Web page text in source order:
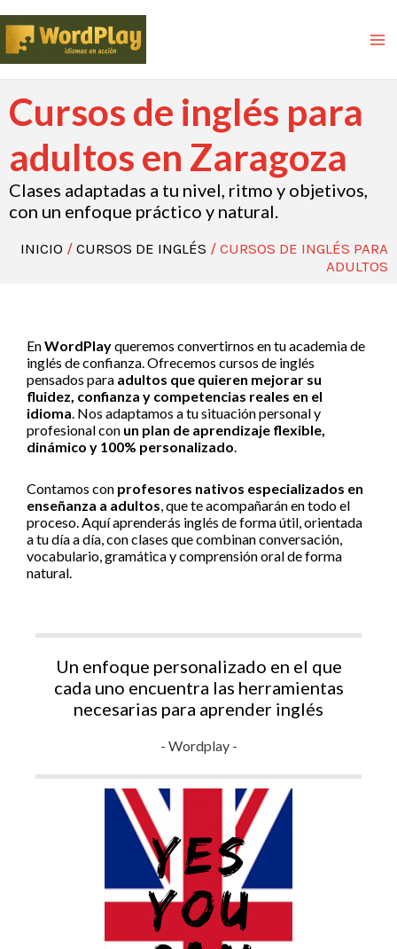
Cursos de inglés para
adultos en Zaragoza
Clases adaptadas a tu nivel, ritmo y objetivos,
con un enfoque práctico y natural.
INICIO / CURSOS DE INGLÉS / CURSOS DE INGLÉS PARA
ADULTOS
EnWordPlayqueremos convertirnos en tu academia de
inglés de confianza. Ofrecemos cursos de inglés
pensados para adultos que quieren mejorar su
fluidez, confianza y competencias reales en el
idioma. Nos adaptamos a tu situación personal y
profesional con un plan de aprendizaje flexible,
dinámico y 100% personalizado.
Contamos con profesores nativos especializados en
enseñanza a adultos, que te acompañarán en todo el
proceso. Aquí aprenderás inglés de forma útil, orientada
a tu día a día, con clases que combinan conversación,
vocabulario, gramática y comprensión oral de forma
natural.
Un enfoque personalizado en el que
cada uno encuentra las herramientas
necesarias para aprender inglés
- Wordplay -